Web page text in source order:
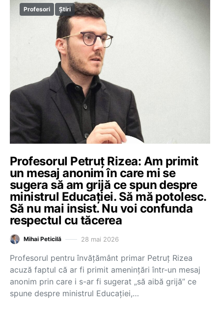
Profesori Știri
Profesorul Petruț Rizea: Am primit
un mesaj anonim în care mi se
sugera să am grijă ce spun despre
ministrul Educației. Să mă potolesc.
Să nu mai insist. Nu voi confunda
respectul cu tăcerea
Mihai Peticilă 28 mai 2026
Profesorul pentru învățământ primar Petruț Rizea
acuză faptul că ar fi primit amenințări într-un mesaj
anonim prin care i s-ar fi sugerat „să aibă grijă” ce
spune despre ministrul Educației,…